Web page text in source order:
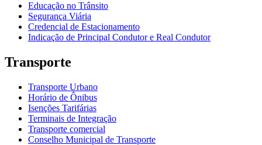
Educação no Trânsito
Segurança Viária
Credencial de Estacionamento
Indicação de Principal Condutor e Real Condutor
Transporte
Transporte Urbano
Horário de Ônibus
Isenções Tarifárias
Terminais de Integração
Transporte comercial
Conselho Municipal de Transporte